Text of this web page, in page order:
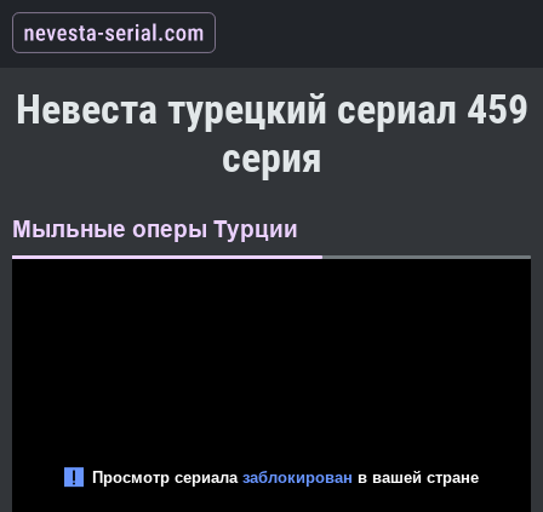
Невеста турецкий сериал 459
серия
Мыльные оперы Турции